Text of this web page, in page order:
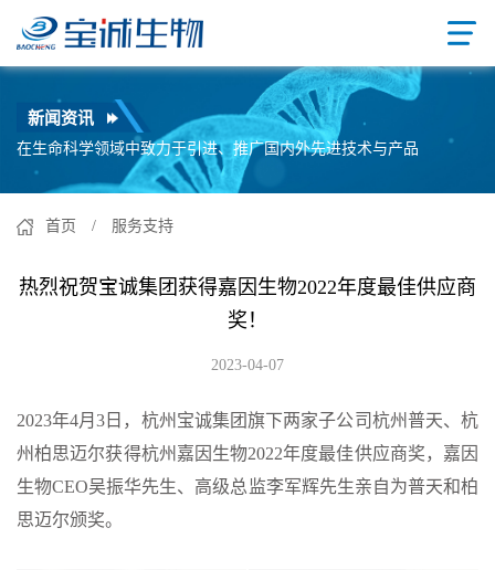
新闻资讯
在生命科学领域中致力于引进、推广国内外先进技术与产品
首页 / 服务支持
热烈祝贺宝诚集团获得嘉因生物2022年度最佳供应商
奖！
2023-04-07
2023年4月3日，杭州宝诚集团旗下两家子公司杭州普天、杭
州柏思迈尔获得杭州嘉因生物2022年度最佳供应商奖，嘉因
生物CEO吴振华先生、高级总监李军辉先生亲自为普天和柏
思迈尔颁奖。